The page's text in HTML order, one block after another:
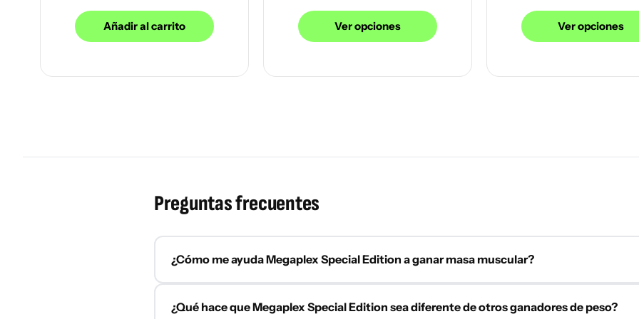
Añadir al carrito Ver opciones Ver opciones
Preguntas frecuentes
¿Cómo me ayuda Megaplex Special Edition a ganar masa muscular?
1000 calorías de alta calidad y 44g de proteína, esenciales para la síntesis proteica y la
¿Qué hace que Megaplex Special Edition sea diferente de otros ganadores de peso?